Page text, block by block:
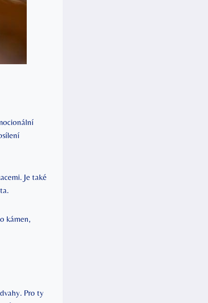
Je také
kámen,
Pro ty